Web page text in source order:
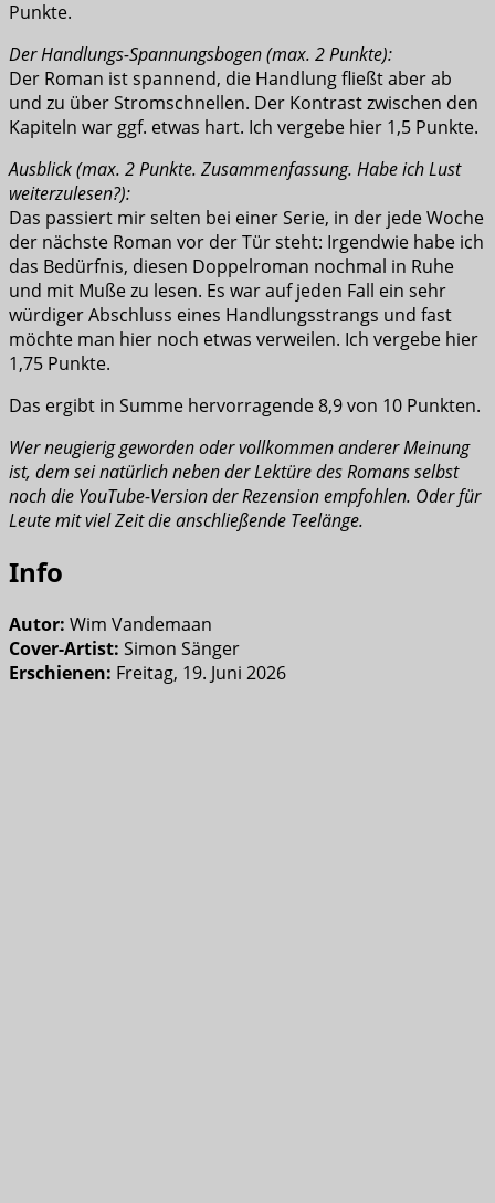
Punkte.
Der Handlungs-Spannungsbogen (max. 2 Punkte):
Der Roman ist spannend, die Handlung fließt aber ab
und zu über Stromschnellen. Der Kontrast zwischen den
Kapiteln war ggf. etwas hart. Ich vergebe hier 1,5 Punkte.
Ausblick (max. 2 Punkte. Zusammenfassung. Habe ich Lust
weiterzulesen?):
Das passiert mir selten bei einer Serie, in der jede Woche
der nächste Roman vor der Tür steht: Irgendwie habe ich
das Bedürfnis, diesen Doppelroman nochmal in Ruhe
und mit Muße zu lesen. Es war auf jeden Fall ein sehr
würdiger Abschluss eines Handlungsstrangs und fast
möchte man hier noch etwas verweilen. Ich vergebe hier
1,75 Punkte.
Das ergibt in Summe hervorragende 8,9 von 10 Punkten.
Wer neugierig geworden oder vollkommen anderer Meinung
ist, dem sei natürlich neben der Lektüre des Romans selbst
noch die YouTube-Version der Rezension empfohlen. Oder für
Leute mit viel Zeit die anschließende Teelänge.
Info
Autor: Wim Vandemaan
Cover-Artist: Simon Sänger
Erschienen: Freitag, 19. Juni 2026